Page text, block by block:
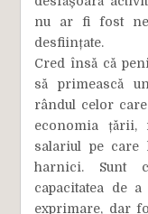
nu ar fi fost
desființate.
Cred însă că
să primească
rândul celor
economia
salariul pe care
harnici. Sunt
capacitatea de
exprimare, dar